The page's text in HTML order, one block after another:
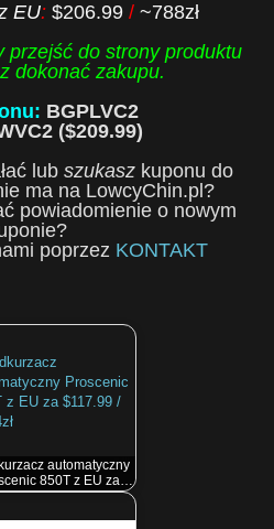
EU:$206.99/~788zł
przejść do strony produktu
dokonać zakupu.
BGPLVC2
($209.99)
lub szukaszkuponu do
ma na LowcyChin.pl?
powiadomienie o nowym
poprzez KONTAKT
automatyczny
850T z EU za…